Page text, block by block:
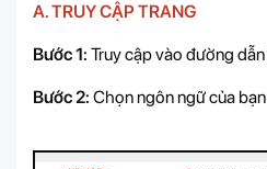
A. TRUY CẬP TRANG
Bước 1: Truy cập vào đường dẫn
Bước 2: Chọn ngôn ngữ của bạn